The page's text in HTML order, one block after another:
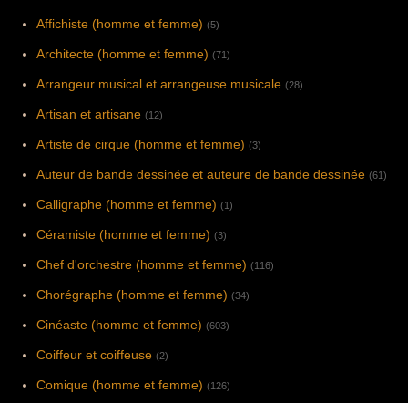
Affichiste (homme et femme) (5)
Architecte (homme et femme) (71)
Arrangeur musical et arrangeuse musicale (28)
Artisan et artisane (12)
Artiste de cirque (homme et femme) (3)
Auteur de bande dessinée et auteure de bande dessinée (61)
Calligraphe (homme et femme) (1)
Céramiste (homme et femme) (3)
Chef d'orchestre (homme et femme) (116)
Chorégraphe (homme et femme) (34)
Cinéaste (homme et femme) (603)
Coiffeur et coiffeuse (2)
Comique (homme et femme) (126)